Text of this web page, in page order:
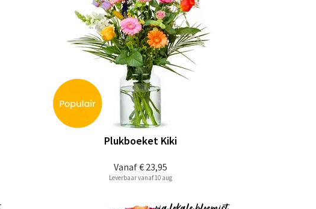
Vanaf€ 23,95
Plukboeket Kiki
Leverbaar vanaf 10 aug